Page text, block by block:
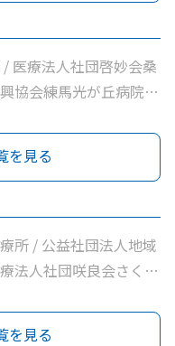
健寿の樹きくかわクリ
療法人社団金谷クリニ
科内科クリニック / 練
療法人社団輝恭会いし
林内科クリニック / 医
医療法人社団蒼生会高
が丘クリニック / 光が
ク / 医療法人社団清栄
団誠信会わかばクリニ
医療法人社団啓妙会桑
協会練馬光が丘病院 /
団翔真会浜野小児科内
ック / 医療法人社団周
ＭＡＥ小林内科クリニ
咽喉科 / 光が丘南佐藤
/ 髙鳥医院 / 医療法人
を見る
所 / 公益社団法人地域
法人社団咲良会さくま
ニック
を見る